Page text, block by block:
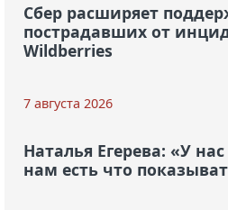
Сбер расширяет
пострадавших от
Wildberries
7 августа 2026
Наталья Егерева: «У
нам есть что